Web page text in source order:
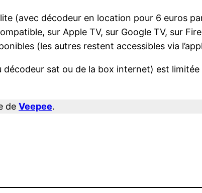
(avec décodeur en location pour 6 euros
sur Apple TV, sur Google TV, sur
(les autres restent accessibles via
décodeur sat ou de la box internet) est
de Veepee.